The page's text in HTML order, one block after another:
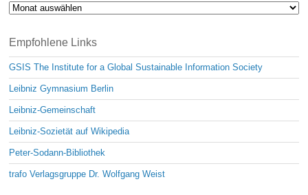
Archiv
Empfohlene Links
GSIS The Institute for a Global Sustainable Information Society
Leibniz Gymnasium Berlin
Leibniz-Gemeinschaft
Leibniz-Sozietät auf Wikipedia
Peter-Sodann-Bibliothek
trafo Verlagsgruppe Dr. Wolfgang Weist